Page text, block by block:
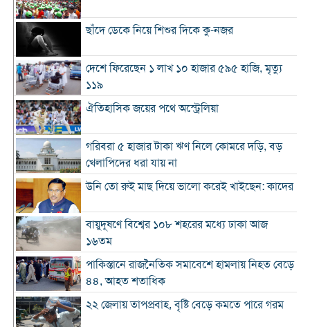
ছাঁদে ডেকে নিয়ে শিশুর দিকে কু-নজর
দেশে ফিরেছেন ১ লাখ ১০ হাজার ৫৯৫ হাজি, মৃত্যু
১১৯
ঐতিহাসিক জয়ের পথে অস্ট্রেলিয়া
গরিবরা ৫ হাজার টাকা ঋণ নিলে কোমরে দড়ি, বড়
খেলাপিদের ধরা যায় না
উনি তো রুই মাছ দিয়ে ভালো করেই খাইছেন: কাদের
বায়ুদূষণে বিশ্বের ১০৮ শহরের মধ্যে ঢাকা আজ
১৬তম
পাকিস্তানে রাজনৈতিক সমাবেশে হামলায় নিহত বেড়ে
৪৪, আহত শতাধিক
২২ জেলায় তাপপ্রবাহ, বৃষ্টি বেড়ে কমতে পারে গরম